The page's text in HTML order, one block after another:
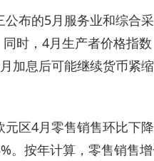
布的5月服务业和综合
时，4月生产者价格指
加息后可能继续货币紧
区4月零售销售环比下
。按年计算，零售销售